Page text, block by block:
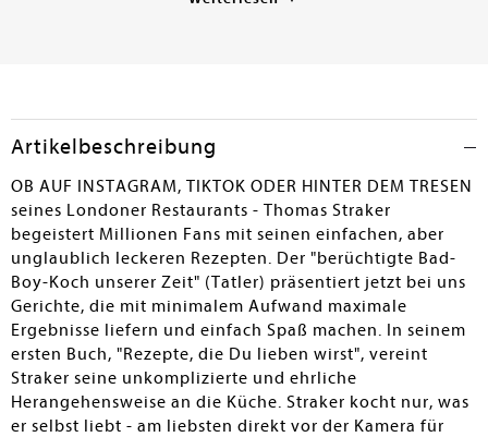
allerdings auf den ersten Blick seltsam erscheinen –
Geschenk.
Thomas Oberholthaus
Artikelbeschreibung
OB AUF INSTAGRAM, TIKTOK ODER HINTER DEM TRESEN
seines Londoner Restaurants - Thomas Straker
begeistert Millionen Fans mit seinen einfachen, aber
unglaublich leckeren Rezepten. Der "berüchtigte Bad-
Boy-Koch unserer Zeit" (Tatler) präsentiert jetzt bei uns
Gerichte, die mit minimalem Aufwand maximale
Ergebnisse liefern und einfach Spaß machen. In seinem
ersten Buch, "Rezepte, die Du lieben wirst", vereint
Straker seine unkomplizierte und ehrliche
Herangehensweise an die Küche. Straker kocht nur, was
er selbst liebt - am liebsten direkt vor der Kamera für